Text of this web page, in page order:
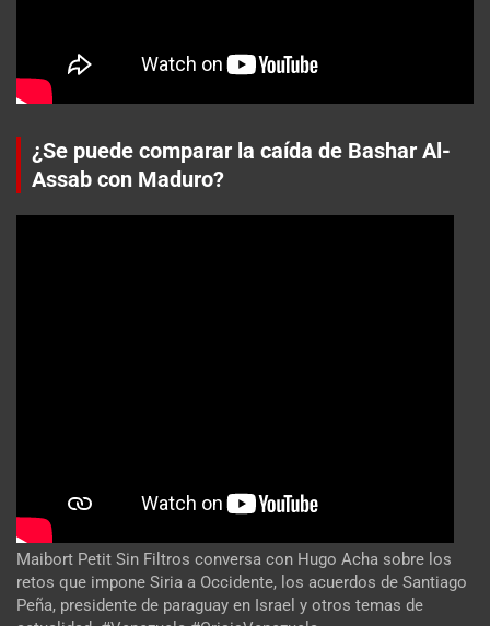
¿Se puede comparar la caída de Bashar Al-
Assab con Maduro?
Maibort Petit Sin Filtros conversa con Hugo Acha sobre los
retos que impone Siria a Occidente, los acuerdos de Santiago
Peña, presidente de paraguay en Israel y otros temas de